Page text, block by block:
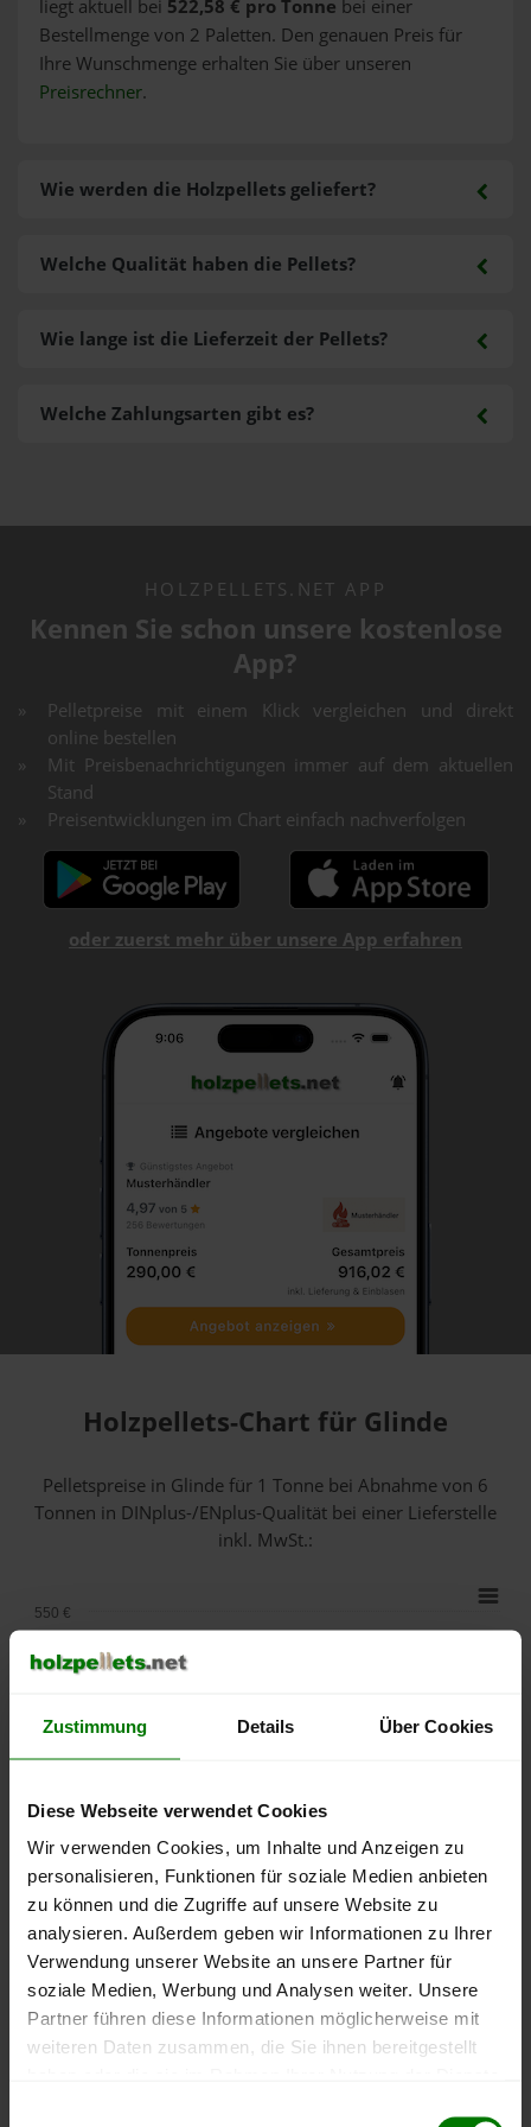
Zustimmung Details Über Cookies
Diese Webseite verwendet Cookies
Wir verwenden Cookies, um Inhalte und Anzeigen zu
personalisieren, Funktionen für soziale Medien anbieten
zu können und die Zugriffe auf unsere Website zu
analysieren. Außerdem geben wir Informationen zu Ihrer
Verwendung unserer Website an unsere Partner für
soziale Medien, Werbung und Analysen weiter. Unsere
Partner führen diese Informationen möglicherweise mit
weiteren Daten zusammen, die Sie ihnen bereitgestellt
liegt aktuell bei 522,58 € pro Tonne bei einer
Bestellmenge von 2 Paletten. Den genauen Preis für
Ihre Wunschmenge erhalten Sie über unseren
Preisrechner.
Wie werden die Holzpellets geliefert?
Welche Zahlungsarten gibt es?
Welche Qualität haben die Pellets?
Wie lange ist die Lieferzeit der Pellets?
HOLZPELLETS.NET APP
Kennen Sie schon unsere kostenlose
App?
Pelletpreise mit einem Klick vergleichen und direkt
online bestellen
Mit Preisbenachrichtigungen immer auf dem aktuellen
Stand
Preisentwicklungen im Chart einfach nachverfolgen
oder zuerst mehr über unsere App erfahren
Holzpellets-Chart für Glinde
Pelletspreise in Glinde für 1 Tonne bei Abnahmevon 6
Tonnen in DINplus-/ENplus-Qualität bei einer Lieferstelle
inkl. MwSt.:
lose Ware Sackware
September
2025
Januar
Mai
250 €
300 €
450 €
500 €
550 €
Die aktuelle Preisentwicklung für Holzpellets in Deutschland